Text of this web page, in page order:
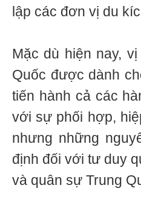
lập các đơn vị du
Mặc dù hiện nay,
Quốc được dành
tiến hành cả các
với sự phối hợp,
nhưng những
định đối với tư duy
và quân sự Trung